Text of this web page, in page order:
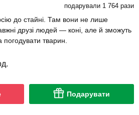
подарували 1 764 рази
до стайні. Там вони не лише
друзі людей — коні, але й зможуть
погодувати тварин.
Подарувати